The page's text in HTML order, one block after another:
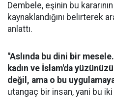
Dembele, eşinin bu
kaynaklandığını belirterek
anlattı.
"Aslında bu dini bir
kadın ve İslam'da
değil, ama o bu
utangaç bir insan, yani bu